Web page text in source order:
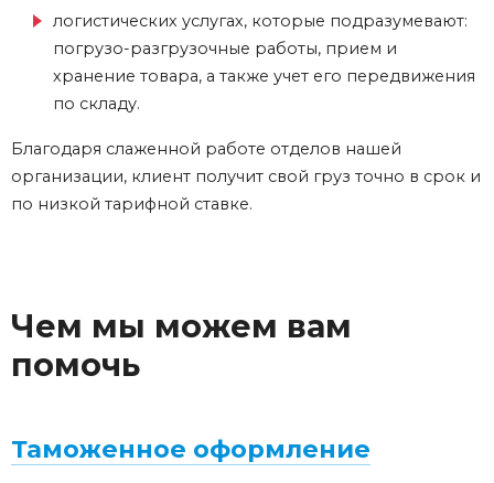
логистических услугах, которые подразумевают:
погрузо-разгрузочные работы, прием и
хранение товара, а также учет его передвижения
по складу.
Благодаря слаженной работе отделов нашей
организации, клиент получит свой груз точно в срок и
по низкой тарифной ставке.
Чем мы можем вам
помочь
Таможенное оформление